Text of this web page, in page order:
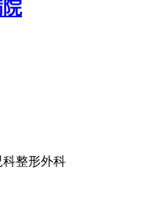
科整形外科